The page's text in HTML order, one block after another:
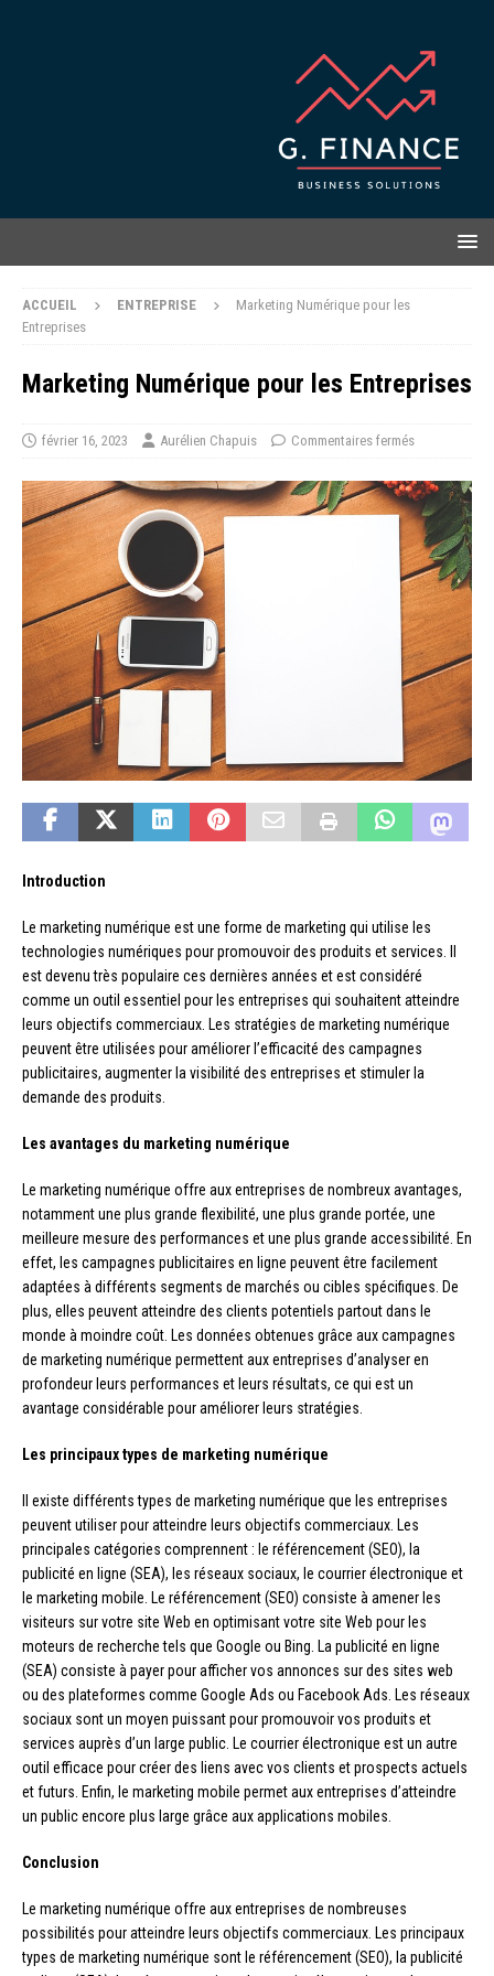
ACCUEIL ENTREPRISE
Marketing Numérique pour les
Entreprises
Marketing Numérique pour les Entreprises
février 16, 2023 Aurélien Chapuis Commentaires fermés
Introduction
Le marketing numérique est une forme de marketing qui utilise les
technologies numériques pour promouvoir des produits et services. Il
est devenu très populaire ces dernières années et est considéré
comme un outil essentiel pour les entreprises qui souhaitent atteindre
leurs objectifs commerciaux. Les stratégies de marketing numérique
peuvent être utilisées pour améliorer l’efficacité des campagnes
publicitaires, augmenter la visibilité des entreprises et stimuler la
demande des produits.
Les avantages du marketing numérique
Le marketing numérique offre aux entreprises de nombreux avantages,
notamment une plus grande flexibilité, une plus grande portée, une
meilleure mesure des performances et une plus grande accessibilité. En
effet, les campagnes publicitaires en ligne peuvent être facilement
adaptées à différents segments de marchés ou cibles spécifiques. De
plus, elles peuvent atteindre des clients potentiels partout dans le
monde à moindre coût. Les données obtenues grâce aux campagnes
de marketing numérique permettent aux entreprises d’analyser en
profondeur leurs performances et leurs résultats, ce qui est un
avantage considérable pour améliorer leurs stratégies.
Les principaux types de marketing numérique
Il existe différents types de marketing numérique que les entreprises
peuvent utiliser pour atteindre leurs objectifs commerciaux. Les
principales catégories comprennent : le référencement (SEO), la
publicité en ligne (SEA), les réseaux sociaux, le courrier électronique et
le marketing mobile. Le référencement (SEO) consiste à amener les
visiteurs sur votre site Web en optimisant votre site Web pour les
moteurs de recherche tels que Google ou Bing. La publicité en ligne
(SEA) consiste à payer pour afficher vos annonces sur des sites web
ou des plateformes comme Google Ads ou Facebook Ads. Les réseaux
sociaux sont un moyen puissant pour promouvoir vos produits et
services auprès d’un large public. Le courrier électronique est un autre
outil efficace pour créer des liens avec vos clients et prospects actuels
et futurs. Enfin, le marketing mobile permet aux entreprises d’atteindre
un public encore plus large grâce aux applications mobiles.
Conclusion
Le marketing numérique offre aux entreprises de nombreuses
possibilités pour atteindre leurs objectifs commerciaux. Les principaux
types de marketing numérique sont le référencement (SEO), la publicité